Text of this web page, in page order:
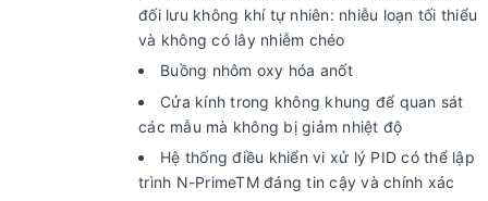
đối lưu không khí tự nhiên: nhiễu loạn tối thiểu
và không có lây nhiễm chéo
Buồng nhôm oxy hóa anốt
Cửa kính trong không khung để quan sát
các mẫu mà không bị giảm nhiệt độ
Hệ thống điều khiển vi xử lý PID có thể lập
trình N-PrimeTM đáng tin cậy và chính xác